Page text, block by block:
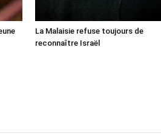
La Malaisie refuse toujours de
reconnaître Israël